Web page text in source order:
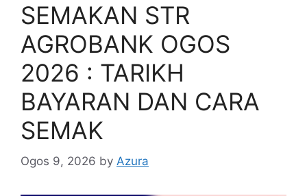
SEMAKAN STR
AGROBANK OGOS
2026 : TARIKH
BAYARAN DAN CARA
SEMAK
Ogos 9, 2026 by Azura